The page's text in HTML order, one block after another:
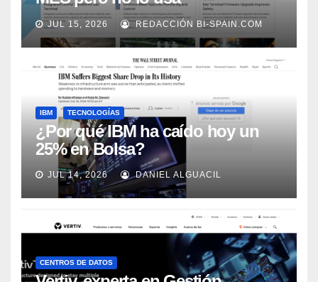
adecuadamente, según Rockwell
Automation
JUL 15, 2026 REDACCIÓN BI-SPAIN.COM
IBM TECNOLOGÍAS
¿Por qué IBM ha caído hoy un
25% en Bolsa?
JUL 14, 2026 DANIEL ALGUACIL
CENTROS DE DATOS